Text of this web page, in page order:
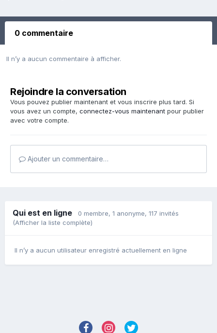
0 commentaire
Il n’y a aucun commentaire à afficher.
Rejoindre la conversation
Vous pouvez publier maintenant et vous inscrire plus tard. Si
vous avez un compte, connectez-vous maintenant pour publier
avec votre compte.
Ajouter un commentaire…
Qui est en ligne 0 membre, 1 anonyme, 117 invités
(Afficher la liste complète)
Il n’y a aucun utilisateur enregistré actuellement en ligne